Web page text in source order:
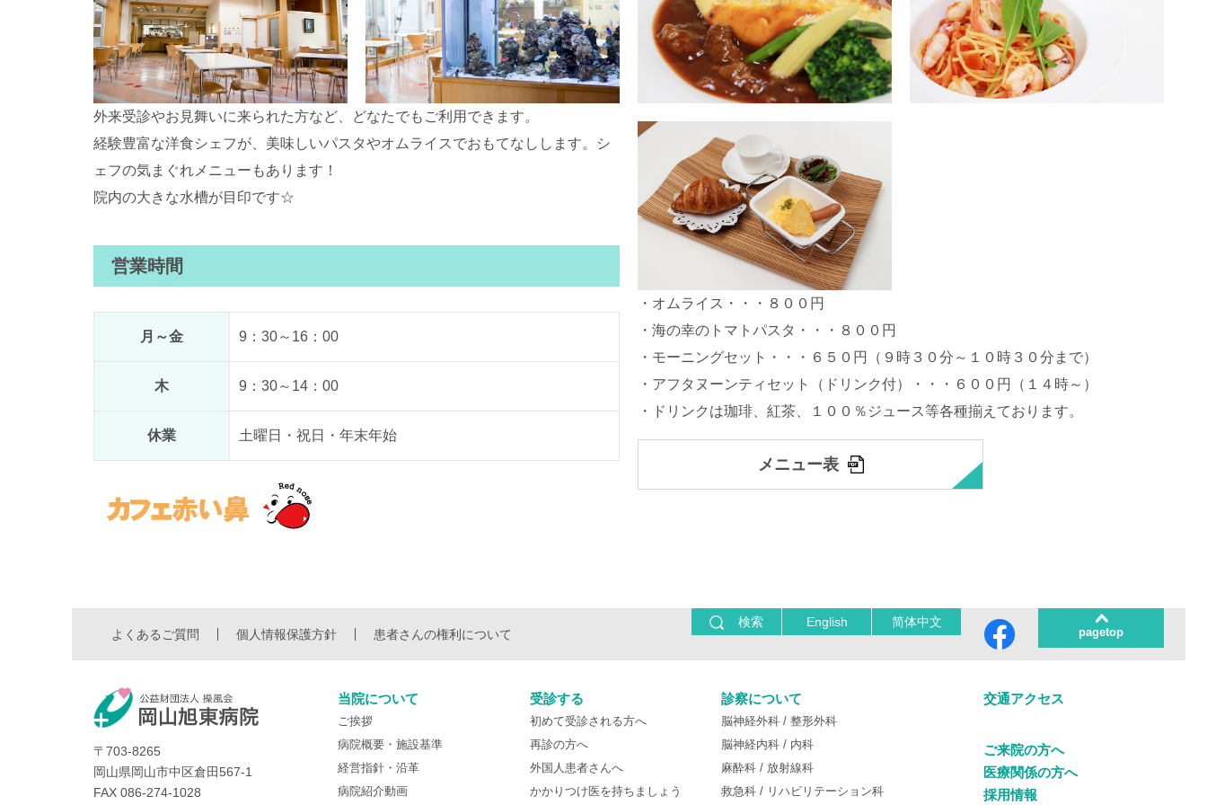
外来受診やお見舞いに来られた方など、どなたでもご利用できます。
経験豊富な洋食シェフが、美味しいパスタやオムライスでおもてなしします。シ
ェフの気まぐれメニューもあります！
院内の大きな水槽が目印です☆
営業時間
月～金 9：30～16：00
木 9：30～14：00
休業 土曜日・祝日・年末年始
・オムライス・・・８００円
・海の幸のトマトパスタ・・・８００円
・モーニングセット・・・６５０円（９時３０分～１０時３０分まで）
・アフタヌーンティセット（ドリンク付）・・・６００円（１４時～）
・ドリンクは珈琲、紅茶、１００％ジュース等各種揃えております。
メニュー表
よくあるご質問 個人情報保護方針 患者さんの権利について
検索 English 简体中文
pagetop
〒703-8265
岡山県岡山市中区倉田567-1
FAX 086-274-1028
当院について
ご挨拶
病院概要・施設基準
経営指針・沿革
病院紹介動画
受診する
初めて受診される方へ
再診の方へ
外国人患者さんへ
かかりつけ医を持ちましょう
診察について
脳神経外科
整形外科
脳神経内科
内科
麻酔科
放射線科
救急科
リハビリテーション科
交通アクセス
ご来院の方へ
医療関係の方へ
採用情報